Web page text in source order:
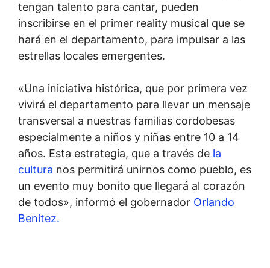
tengan talento para cantar, pueden
inscribirse en el primer reality musical que se
hará en el departamento, para impulsar a las
estrellas locales emergentes.
«Una iniciativa histórica, que por primera vez
vivirá el departamento para llevar un mensaje
transversal a nuestras familias cordobesas
especialmente a niños y niñas entre 10 a 14
años. Esta estrategia, que a través de la
cultura nos permitirá unirnos como pueblo, es
un evento muy bonito que llegará al corazón
de todos», informó el gobernador Orlando
Benítez.